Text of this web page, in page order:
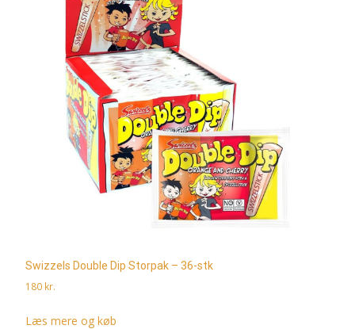
Swizzels Double Dip Storpak – 36-stk
180 kr.
Læs mere og køb